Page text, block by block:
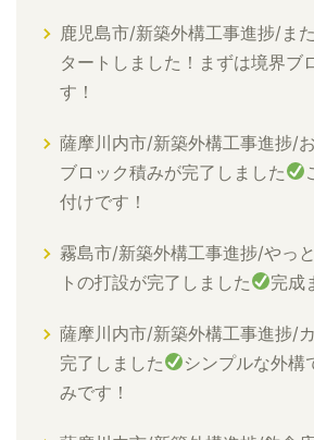
鹿児島市/新築外構工事進捗/ま
タートしました！まずは境界ブ
す！
薩摩川内市/新築外構工事進捗/
ブロック積みが完了しました
付けです！
霧島市/新築外構工事進捗/やっ
トの打設が完了しました
完成
薩摩川内市/新築外構工事進捗/
完了しました
シンプルな外構
みです！